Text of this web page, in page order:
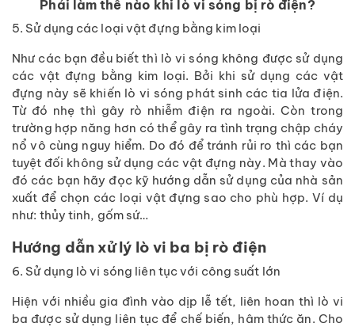
Phải làm thế nào khi lò vi sóng bị rò điện?
5. Sử dụng các loại vật đựng bằng kim loại
Như các bạn đều biết thì lò vi sóng không được sử dụng
các vật đựng bằng kim loại. Bởi khi sử dụng các vật
đựng này sẽ khiến lò vi sóng phát sinh các tia lửa điện.
Từ đó nhẹ thì gây rò nhiễm điện ra ngoài. Còn trong
trường hợp năng hơn có thể gây ra tình trạng chập cháy
nổ vô cùng nguy hiểm. Do đó để tránh rủi ro thì các bạn
tuyệt đối không sử dụng các vật đựng này. Mà thay vào
đó các bạn hãy đọc kỹ hướng dẫn sử dụng của nhà sản
xuất để chọn các loại vật đựng sao cho phù hợp. Ví dụ
như: thủy tinh, gốm sứ…
Hướng dẫn xử lý lò vi ba bị rò điện
6. Sử dụng lò vi sóng liên tục với công suất lớn
Hiện với nhiều gia đình vào dịp lễ tết, liên hoan thì lò vi
ba được sử dụng liên tục để chế biến, hâm thức ăn. Cho